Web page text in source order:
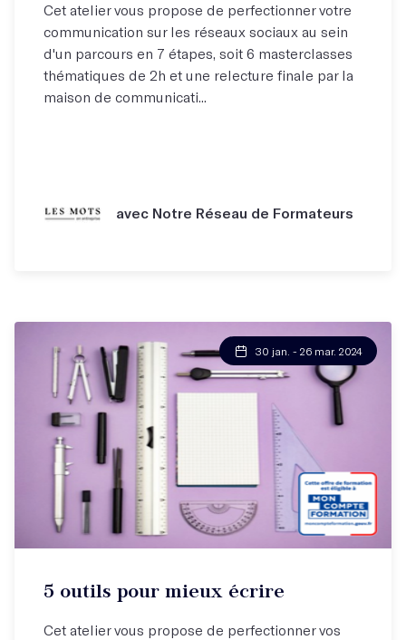
Cet atelier vous propose de perfectionner votre
communication sur les réseaux sociaux au sein
d'un parcours en 7 étapes, soit 6 masterclasses
thématiques de 2h et une relecture finale par la
maison de communicati...
avec Notre Réseau de Formateurs
30 jan. - 26 mar. 2024
5 outils pour mieux écrire
Cet atelier vous propose de perfectionner vos